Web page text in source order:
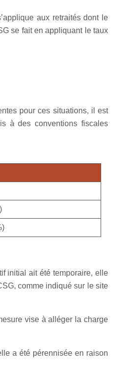
aux retraités dont le
se fait en appliquant le taux
pour ces situations, il est
à des conventions fiscales
initial ait été temporaire, elle
comme indiqué sur le site
vise à alléger la charge
a été pérennisée en raison